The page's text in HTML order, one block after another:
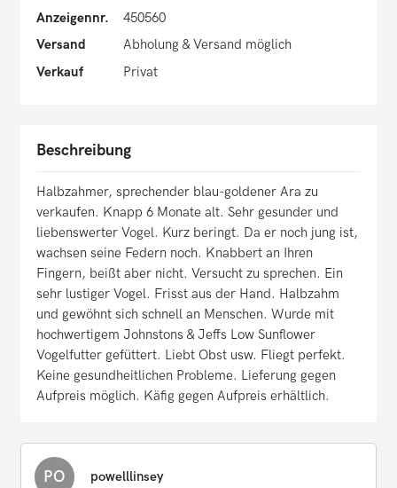
Anzeigennr.
450560
Versand
Abholung & Versand möglich
Verkauf
Privat
Beschreibung
Halbzahmer, sprechender blau-goldener Ara zu
verkaufen. Knapp 6 Monate alt. Sehr gesunder und
liebenswerter Vogel. Kurz beringt. Da er noch jung ist,
wachsen seine Federn noch. Knabbert an Ihren
Fingern, beißt aber nicht. Versucht zu sprechen. Ein
sehr lustiger Vogel. Frisst aus der Hand. Halbzahm
und gewöhnt sich schnell an Menschen. Wurde mit
hochwertigem Johnstons & Jeffs Low Sunflower
Vogelfutter gefüttert. Liebt Obst usw. Fliegt perfekt.
Keine gesundheitlichen Probleme. Lieferung gegen
Aufpreis möglich. Käfig gegen Aufpreis erhältlich.
PO powelllinsey